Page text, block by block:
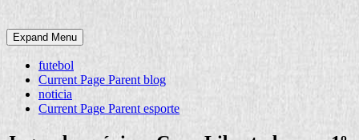
Expand Menu
futebol
Current Page Parent blog
noticia
Current Page Parent esporte